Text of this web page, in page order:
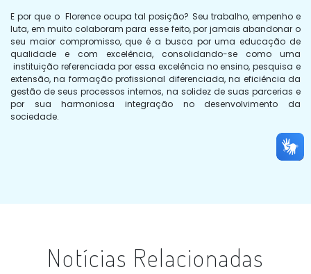
E por que o Florence ocupa tal posição? Seu trabalho, empenho e
luta, em muito colaboram para esse feito, por jamais abandonar o
seu maior compromisso, que é a busca por uma educação de
qualidade e com excelência, consolidando-se como uma
instituição referenciada por essa excelência no ensino, pesquisa e
extensão, na formação profissional diferenciada, na eficiência da
gestão de seus processos internos, na solidez de suas parcerias e
por sua harmoniosa integração no desenvolvimento da
sociedade.
Notícias Relacionadas